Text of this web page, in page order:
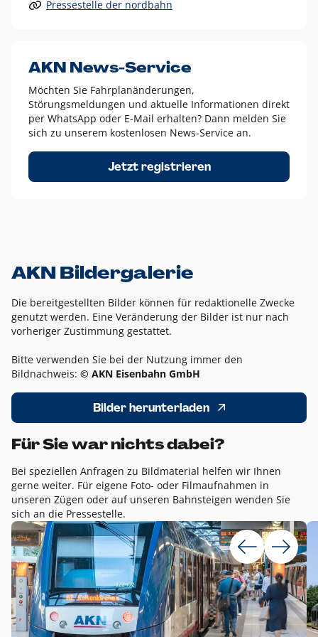
Alle anderen Logo-Varianten dürfen nur in Ausnahmefällen
Diese Ausnahmen sind zum Beispiel:
dem AKN Blau,
weißes Logo auf Fotohintergründen,
schwarzes Logo für reine Schwarz-Weiß-Umsetzungen
Um das Logo herum muss ein Schutzraum von jeweils einer
Höhe bzw. Breite des N aus AKN in alle Richtungen
Pressestelle der nordbahn
AKN News-Service
Möchten Sie Fahrplanänderungen,
Störungsmeldungen und aktuelle Informationen direkt
per WhatsApp oder E-Mail erhalten? Dann melden Sie
sich zu unserem kostenlosen News-Service an.
Jetzt registrieren
AKN Bildergalerie
Die bereitgestellten Bilder können für redaktionelle Zwecke
genutzt werden. Eine Veränderung der Bilder ist nur nach
vorheriger Zustimmung gestattet.
Bitte verwenden Sie bei der Nutzung immer den
Bildnachweis: © AKN Eisenbahn GmbH
Bilder herunterladen
Für Sie war nichts dabei?
Bei speziellen Anfragen zu Bildmaterial helfen wir Ihnen
gerne weiter. Für eigene Foto- oder Filmaufnahmen in
unseren Zügen oder auf unseren Bahnsteigen wenden Sie
sich an die Pressestelle.